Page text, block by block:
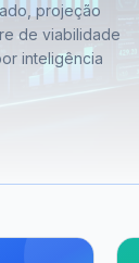
projeção
de viabilidade
inteligência